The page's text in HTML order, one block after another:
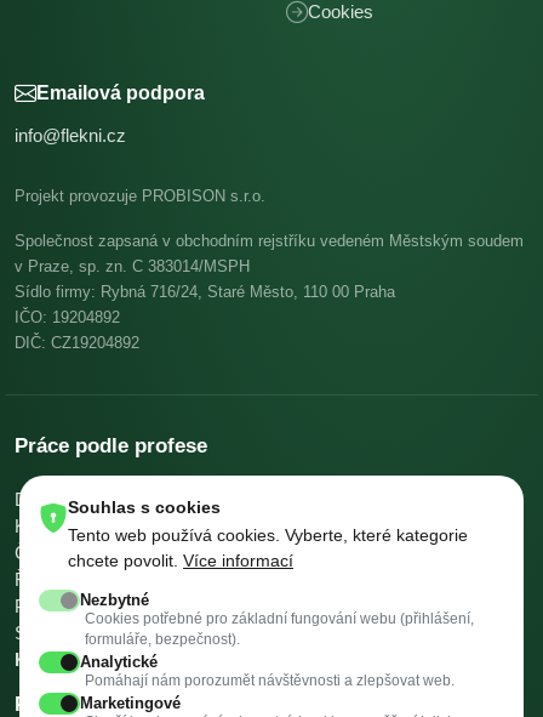
Cookies
Emailová podpora
info@flekni.cz
Projekt provozuje PROBISON s.r.o.
Společnost zapsaná v obchodním rejstříku vedeném Městským soudem
v Praze, sp. zn. C 383014/MSPH
Sídlo firmy: Rybná 716/24, Staré Město, 110 00 Praha
IČO: 19204892
DIČ: CZ19204892
Práce podle profese
Dělníci v oblasti výstavby a údržby budov
KuchařiSkladníci, obsluha manipulačních vozíků
Číšníci a servírky
Ostatní uklízeči a pomocníci
Řidiči nákladních automobilů, tahačů a speciálních vozidel
Pomocníci v kuchyni
Svářeči
Všechny profese →
Platy podle profese →
Kalkulačky →
Práce podle města
Souhlas s cookies
Tento web používá cookies. Vyberte, které kategorie
chcete povolit. Více informací
Nezbytné
Cookies potřebné pro základní fungování webu (přihlášení,
formuláře, bezpečnost).
Analytické
Pomáhají nám porozumět návštěvnosti a zlepšovat web.
Marketingové